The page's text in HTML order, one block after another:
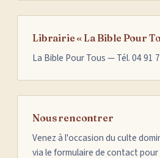
Librairie « La Bible Pour
La Bible Pour Tous — Tél. 04 91
Nous rencontrer
Venez à l'occasion du culte
via le formulaire de contact